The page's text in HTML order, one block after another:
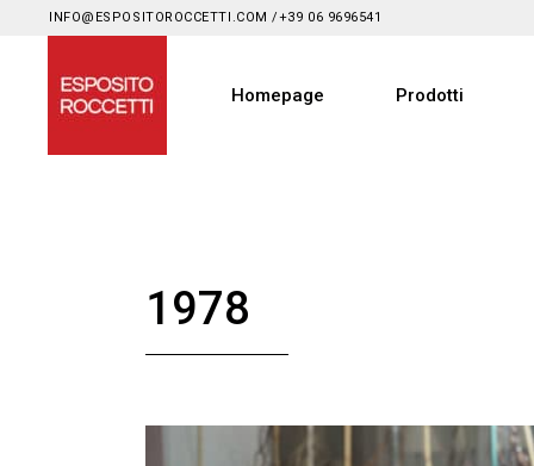
INFO@ESPOSITOROCCETTI.COM /+39 06 9696541
Homepage Prodotti
1978